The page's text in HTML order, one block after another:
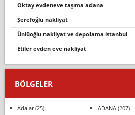
oktay evdeneve taşıma adana
şerefoğlu nakliyat
ünlüoğlu nakli̇yat ve depolama i̇stanbul
etiler evden eve nakliyat
BÖLGELER
Adalar(25) ADANA(207)